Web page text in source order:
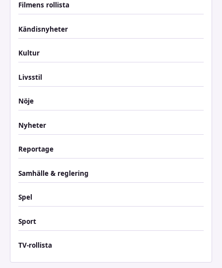
Filmens rollista
Kändisnyheter
Kultur
Livsstil
Nöje
Nyheter
Reportage
Samhälle & reglering
Spel
Sport
TV-rollista